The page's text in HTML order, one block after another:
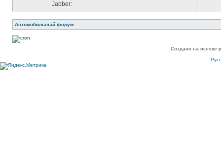
Jabber:
Автомобильный форум
Создано на основе